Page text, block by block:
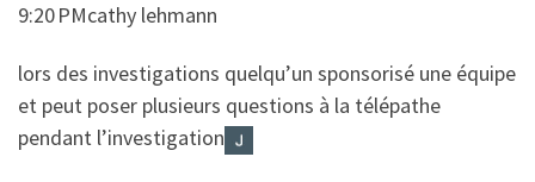
9:20 PMcathy lehmann
​​lors des investigations quelqu’un sponsorisé une équipe
et peut poser plusieurs questions à la télépathe
pendant l’investigation